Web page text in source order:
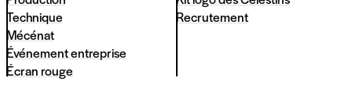
Technique
Mécénat
Événement entreprise
Écran rouge
Recrutement